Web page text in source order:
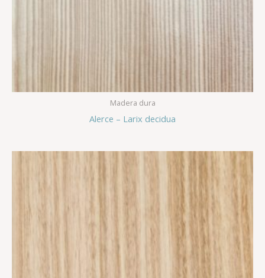
Madera dura
Alerce – Larix decidua